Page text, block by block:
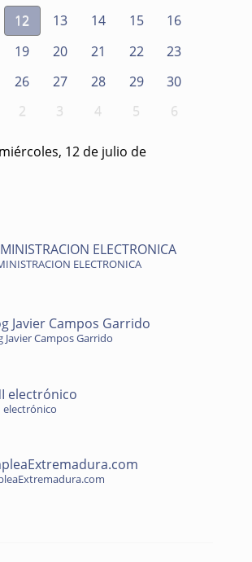
12 13 14 15
16
19 20 21 22
23
26 27 28 29
30
2 3 4 5 6
12 de julio de
ELECTRONICA
ELECTRONICA
Javier Campos Garrido
Javier Campos Garrido
electrónico
electrónico